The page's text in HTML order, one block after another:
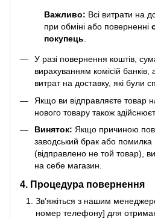
Важливо: Всі витрати на
при обміні або поверненні
покупець.
У разі повернення коштів,
вирахуванням комісій
витрат на доставку, які були
Якщо ви відправляєте товар
нового товару також
Виняток: Якщо причиною
заводський брак або
(відправлено не той товар),
на себе магазин.
4. Процедура повернення
Зв’яжіться з нашим
номер телефону] для